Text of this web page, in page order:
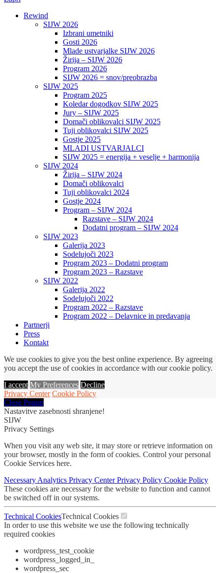
Rewind
SIJW 2026
Izbrani umetniki
Gosti 2026
Mlade ustvarjalke SIJW 2026
Žirija – SIJW 2026
Program 2026
SIJW 2026 = snov/preobrazba
SIJW 2025
Program 2025
Koledar dogodkov SIJW 2025
Jury – SIJW 2025
Domači oblikovalci SIJW 2025
Tuji oblikovalci SIJW 2025
Gostje 2025
MLADI USTVARJALCI
SIJW 2025 = energija + veselje + harmonija
SIJW 2024
Žirija – SIJW 2024
Domači oblikovalci
Tuji oblikovalci 2024
Gostje 2024
Program – SIJW 2024
Razstave – SIJW 2024
Dodatni program – SIJW 2024
SIJW 2023
Galerija 2023
Sodelujoči 2023
Program 2023 – Dodatni program
Program 2023 – Razstave
SIJW 2022
Galerija 2022
Sodelujoči 2022
Program 2022 – Razstave
Program 2022 – Delavnice in predavanja
Partnerji
Press
Kontakt
We use cookies to give you the best online experience. By agreeing
you accept the use of cookies in accordance with our cookie policy.
I accept My Preferences Decline
Privacy Center Cookie Policy
Close Popup
Nastavitve zasebnosti shranjene!
SIJW
Privacy Settings
When you visit any web site, it may store or retrieve information on
your browser, mostly in the form of cookies. Control your personal
Cookie Services here.
Necessary Analytics Privacy CenterPrivacy Policy Cookie Policy
These cookies are necessary for the website to function and cannot
be switched off in our systems.
Technical CookiesTechnical Cookies
In order to use this website we use the following technically
required cookies
wordpress_test_cookie
wordpress_logged_in_
wordpress_sec